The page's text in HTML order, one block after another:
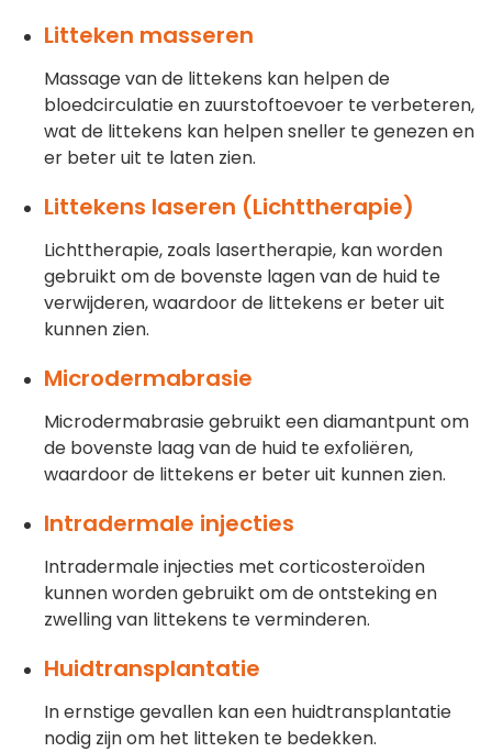
Litteken masseren
Massage van de littekens kan helpen de
bloedcirculatie en zuurstoftoevoer te verbeteren,
wat de littekens kan helpen sneller te genezen en
er beter uit te laten zien.
Littekens laseren (Lichttherapie)
Lichttherapie, zoals lasertherapie, kan worden
gebruikt om de bovenste lagen van de huid te
verwijderen, waardoor de littekens er beter uit
kunnen zien.
Microdermabrasie
Microdermabrasie gebruikt een diamantpunt om
de bovenste laag van de huid te exfoliëren,
waardoor de littekens er beter uit kunnen zien.
Intradermale injecties
Intradermale injecties met corticosteroïden
kunnen worden gebruikt om de ontsteking en
zwelling van littekens te verminderen.
Huidtransplantatie
In ernstige gevallen kan een huidtransplantatie
nodig zijn om het litteken te bedekken.